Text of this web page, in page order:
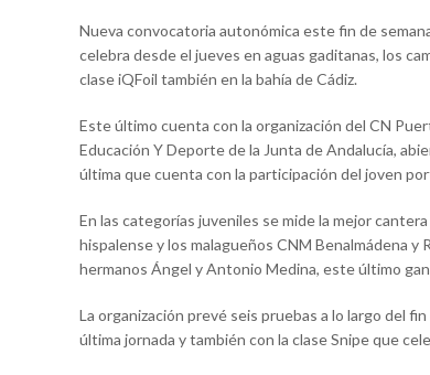
Nueva convocatoria autonómica este fin de
celebra desde el jueves en aguas gaditanas, los
clase iQFoil también en la bahía de Cádiz.
Este último cuenta con la organización del CN
Educación Y Deporte de la Junta de Andalucía,
última que cuenta con la participación del joven
En las categorías juveniles se mide la mejor
hispalense y los malagueños CNM Benalmádena
hermanos Ángel y Antonio Medina, este último
La organización prevé seis pruebas a lo largo del
última jornada y también con la clase Snipe que